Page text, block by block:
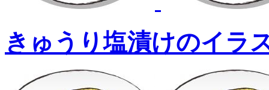
きゅうり塩漬けのイラ